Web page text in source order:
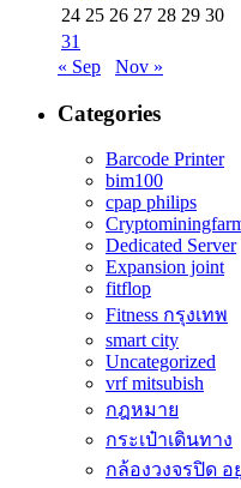
24 25 26 27 28 29 30
31
« Sep
Nov »
Categories
Barcode Printer
bim100
cpap philips
Dedicated Server
Expansion joint
fitflop
Fitness กรุงเทพ
smart city
Uncategorized
vrf mitsubish
กฎหมาย
กระเป๋าเดินทาง
กล้องวงจรปิด อ